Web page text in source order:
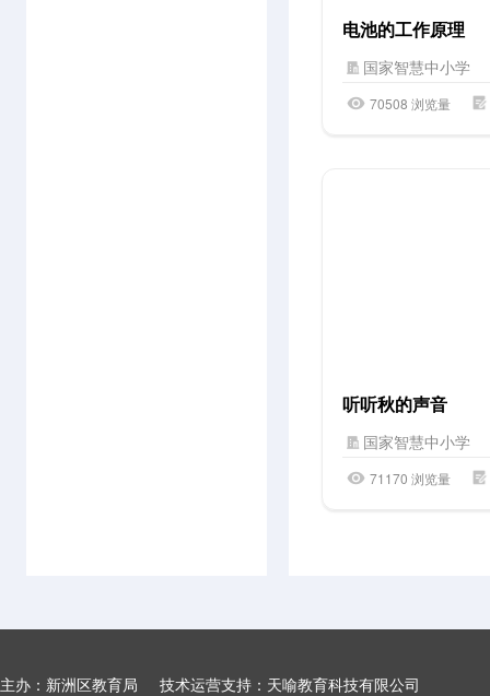
电池的工作原理
国家智慧中小学
70508 浏览量
听听秋的声音
国家智慧中小学
71170 浏览量
主办：新洲区教育局 技术运营支持：天喻教育科技有限公司